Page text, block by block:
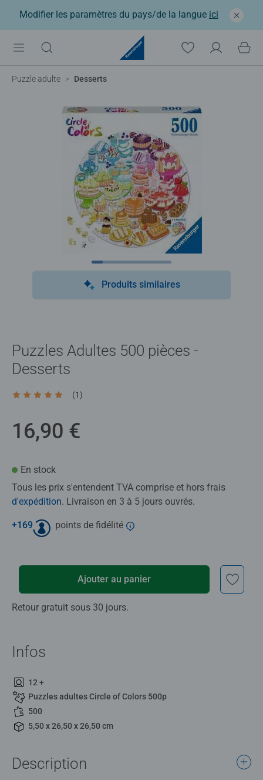
Modifier les paramètres du pays/de la langue ici
Puzzle adulte Desserts
Produits similaires
Puzzles Adultes 500 pièces -
Desserts
Average rating 5,0 out of 5 stars.
(1)
16,90 €
En stock
Tous les prix s'entendent TVA comprise et hors frais
d'expédition. Livraison en 3 à 5 jours ouvrés.
+169 points de fidélité
Ajouter au panier
Retour gratuit sous 30 jours.
Infos
12 +
Puzzles adultes Circle of Colors 500p
500
5,50 x 26,50 x 26,50 cm
Description